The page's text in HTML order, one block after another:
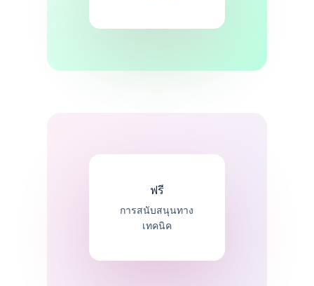
ฟรี
การสนับสนุนทาง
เทคนิค